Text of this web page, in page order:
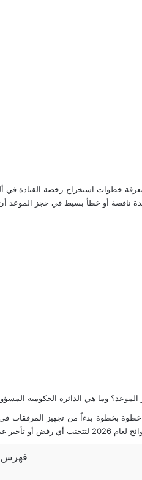
خطوات استخراج رخصة القيادة في
ناقصة أو خطأ بسيط في حجز الموعد أن
وما هي الدائرة الحكومية
بخطوة بدءاً من تجهيز المرفقات في
عرب دويتشلاند لتنظيم أوراقك باحترافية عالية.
فهرس